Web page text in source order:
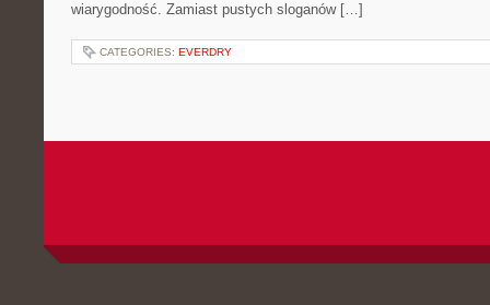
wiarygodność. Zamiast pustych sloganów […]
CATEGORIES: EVERDRY